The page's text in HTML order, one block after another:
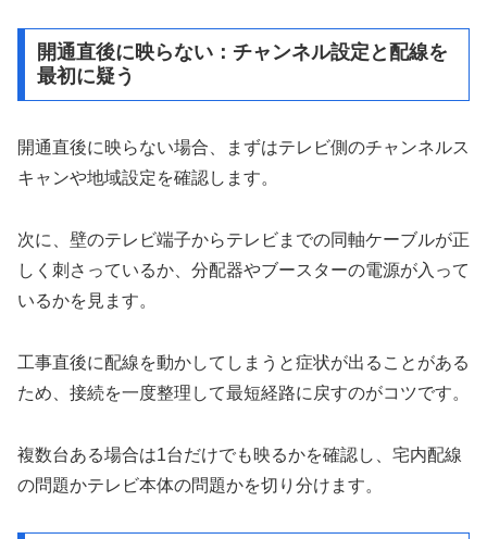
開通直後に映らない：チャンネル設定と配線を
最初に疑う
開通直後に映らない場合、まずはテレビ側のチャンネルス
キャンや地域設定を確認します。
次に、壁のテレビ端子からテレビまでの同軸ケーブルが正
しく刺さっているか、分配器やブースターの電源が入って
いるかを見ます。
工事直後に配線を動かしてしまうと症状が出ることがある
ため、接続を一度整理して最短経路に戻すのがコツです。
複数台ある場合は1台だけでも映るかを確認し、宅内配線
の問題かテレビ本体の問題かを切り分けます。